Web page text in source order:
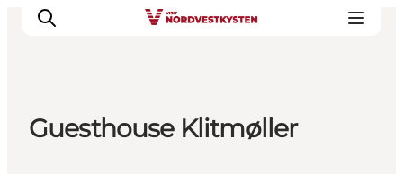
Guesthouse Klitmøller